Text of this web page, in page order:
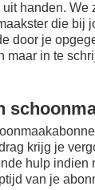
handen. We
die bij
door je
maar in te
krijg je
hulp indien
van je